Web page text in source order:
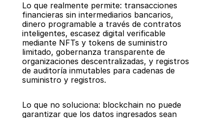
Lo que realmente permite: transacciones
financieras sin intermediarios bancarios,
dinero programable a través de contratos
inteligentes, escasez digital verificable
mediante NFTs y tokens de suministro
limitado, gobernanza transparente de
organizaciones descentralizadas, y registros
de auditoría inmutables para cadenas de
suministro y registros.
Lo que no soluciona: blockchain no puede
garantizar que los datos ingresados sean